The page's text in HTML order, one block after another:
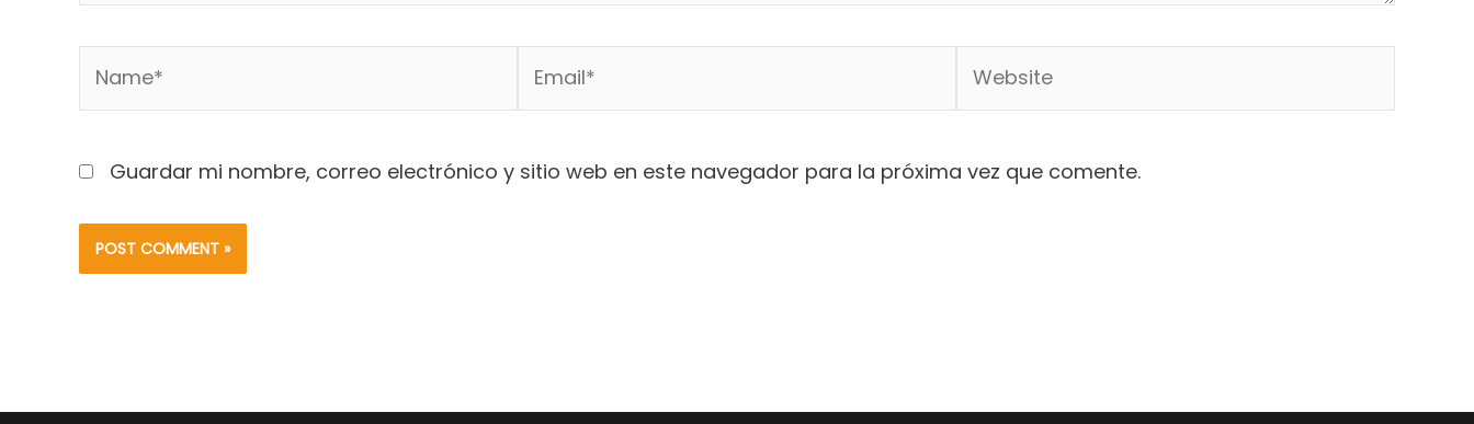
Guardar mi nombre, correo electrónico y sitio web en este navegador para la próxima vez que comente.